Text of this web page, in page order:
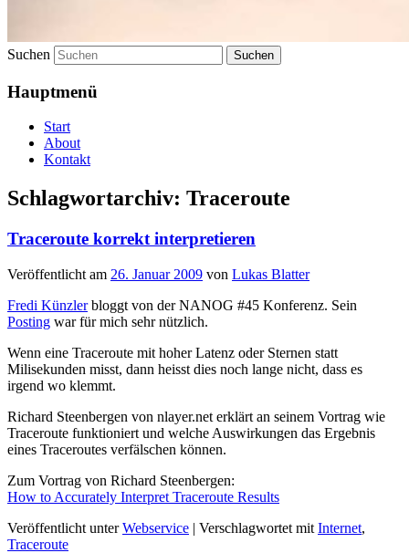
Suchen
Hauptmenü
Start
About
Kontakt
Schlagwortarchiv: Traceroute
Traceroute korrekt interpretieren
Veröffentlicht am 26. Januar 2009 von Lukas Blatter
Fredi Künzlerbloggt von der NANOG #45 Konferenz. Sein
Posting war für mich sehr nützlich.
Wenn eine Traceroute mit hoher Latenz oder Sternen statt
Milisekunden misst, dann heisst dies noch lange nicht, dass es
irgend wo klemmt.
Richard Steenbergen von nlayer.net erklärt an seinem Vortrag wie
Traceroute funktioniert und welche Auswirkungen das Ergebnis
eines Traceroutes verfälschen können.
Zum Vortrag von Richard Steenbergen:
How to Accurately Interpret Traceroute Results
Veröffentlicht unter Webservice | Verschlagwortet mit Internet,
Traceroute